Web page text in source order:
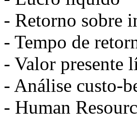
- Retorno sobre
- Tempo de
- Valor presente
- Análise custo-
- Human